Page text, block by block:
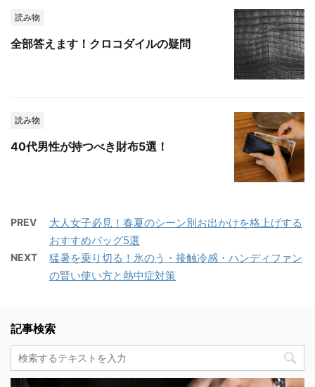
読み物
全部答えます！クロコダイルの疑問
読み物
40代男性が持つべき財布5選！
PREV
大人女子必見！春夏のシーン別お出かけを格上げする
おすすめバッグ5選
NEXT
猛暑を乗り切る！氷のう・接触冷感・ハンディファン
の賢い使い方と熱中症対策
記事検索